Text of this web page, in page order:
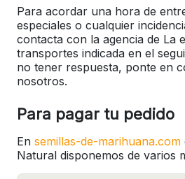
Para acordar una hora de
especiales o cualquier
contacta con la agencia de La
transportes indicada en el
no tener respuesta, ponte en
nosotros.
Para pagar tu pedido
En semillas-de-marihuana.com
Natural disponemos de varios